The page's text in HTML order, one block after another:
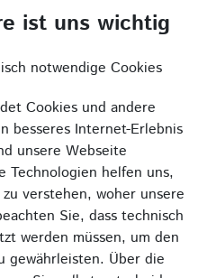
ist uns wichtig
notwendige Cookies
Cookies und andere
besseres Internet-Erlebnis
unsere Webseite
Technologien helfen uns,
verstehen, woher unsere
Sie, dass technisch
werden müssen, um den
gewährleisten. Über die